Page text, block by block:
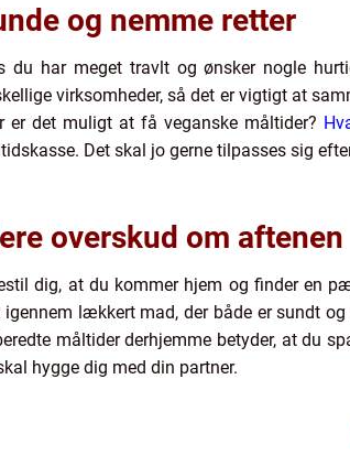
og nemme retter
du har meget travlt og ønsker nogle
virksomheder, så det er vigtigt at
er det muligt at få veganske måltider?
Det skal jo gerne tilpasses sig
overskud om aftenen
dig, at du kommer hjem og finder en
igennem lækkert mad, der både er sundt
måltider derhjemme betyder, at du
hygge dig med din partner.